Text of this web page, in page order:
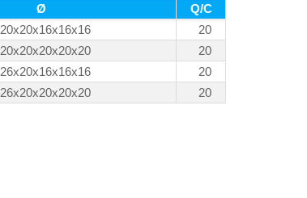
Ø
Q/C
20x20x16x16x16
20
20x20x20x20x20
20
26x20x16x16x16
20
26x20x20x20x20 20